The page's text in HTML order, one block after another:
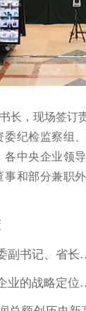
，现场签订
委纪检监察组
各中央企业领
事和部分兼职
赵双连拜会
郝鹏：新时